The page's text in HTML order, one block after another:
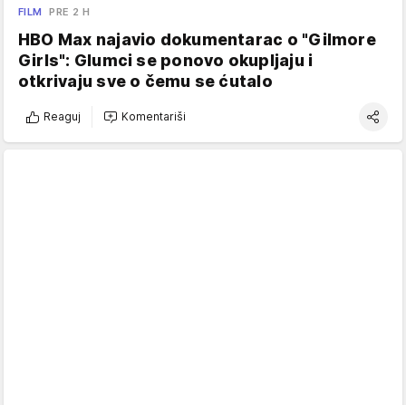
FILM PRE 2 H
HBO Max najavio dokumentarac o "Gilmore
Girls": Glumci se ponovo okupljaju i
otkrivaju sve o čemu se ćutalo
Reaguj Komentariši